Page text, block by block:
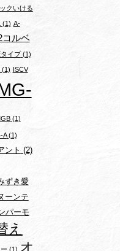
クいける
(1) A-
コルベ
イプ(1)
(1) ISCV
(1)
A(1)
ント (2)
ずき愛
ーンテ
パーモ
え
(1) オ